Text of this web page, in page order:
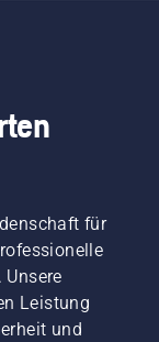
für
Leistung
und